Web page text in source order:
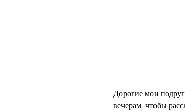
Дорогие мои
вечерам, чтобы